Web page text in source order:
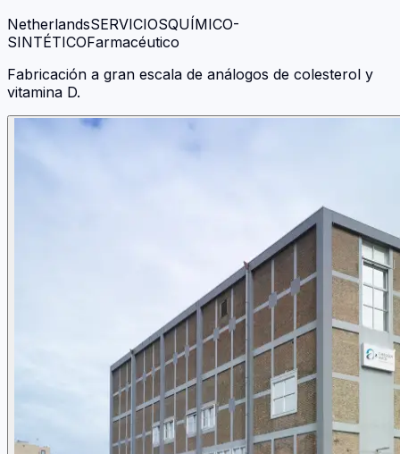
NetherlandsSERVICIOSQUÍMICO-
SINTÉTICOFarmacéutico
Fabricación a gran escala de análogos de colesterol y
vitamina D.